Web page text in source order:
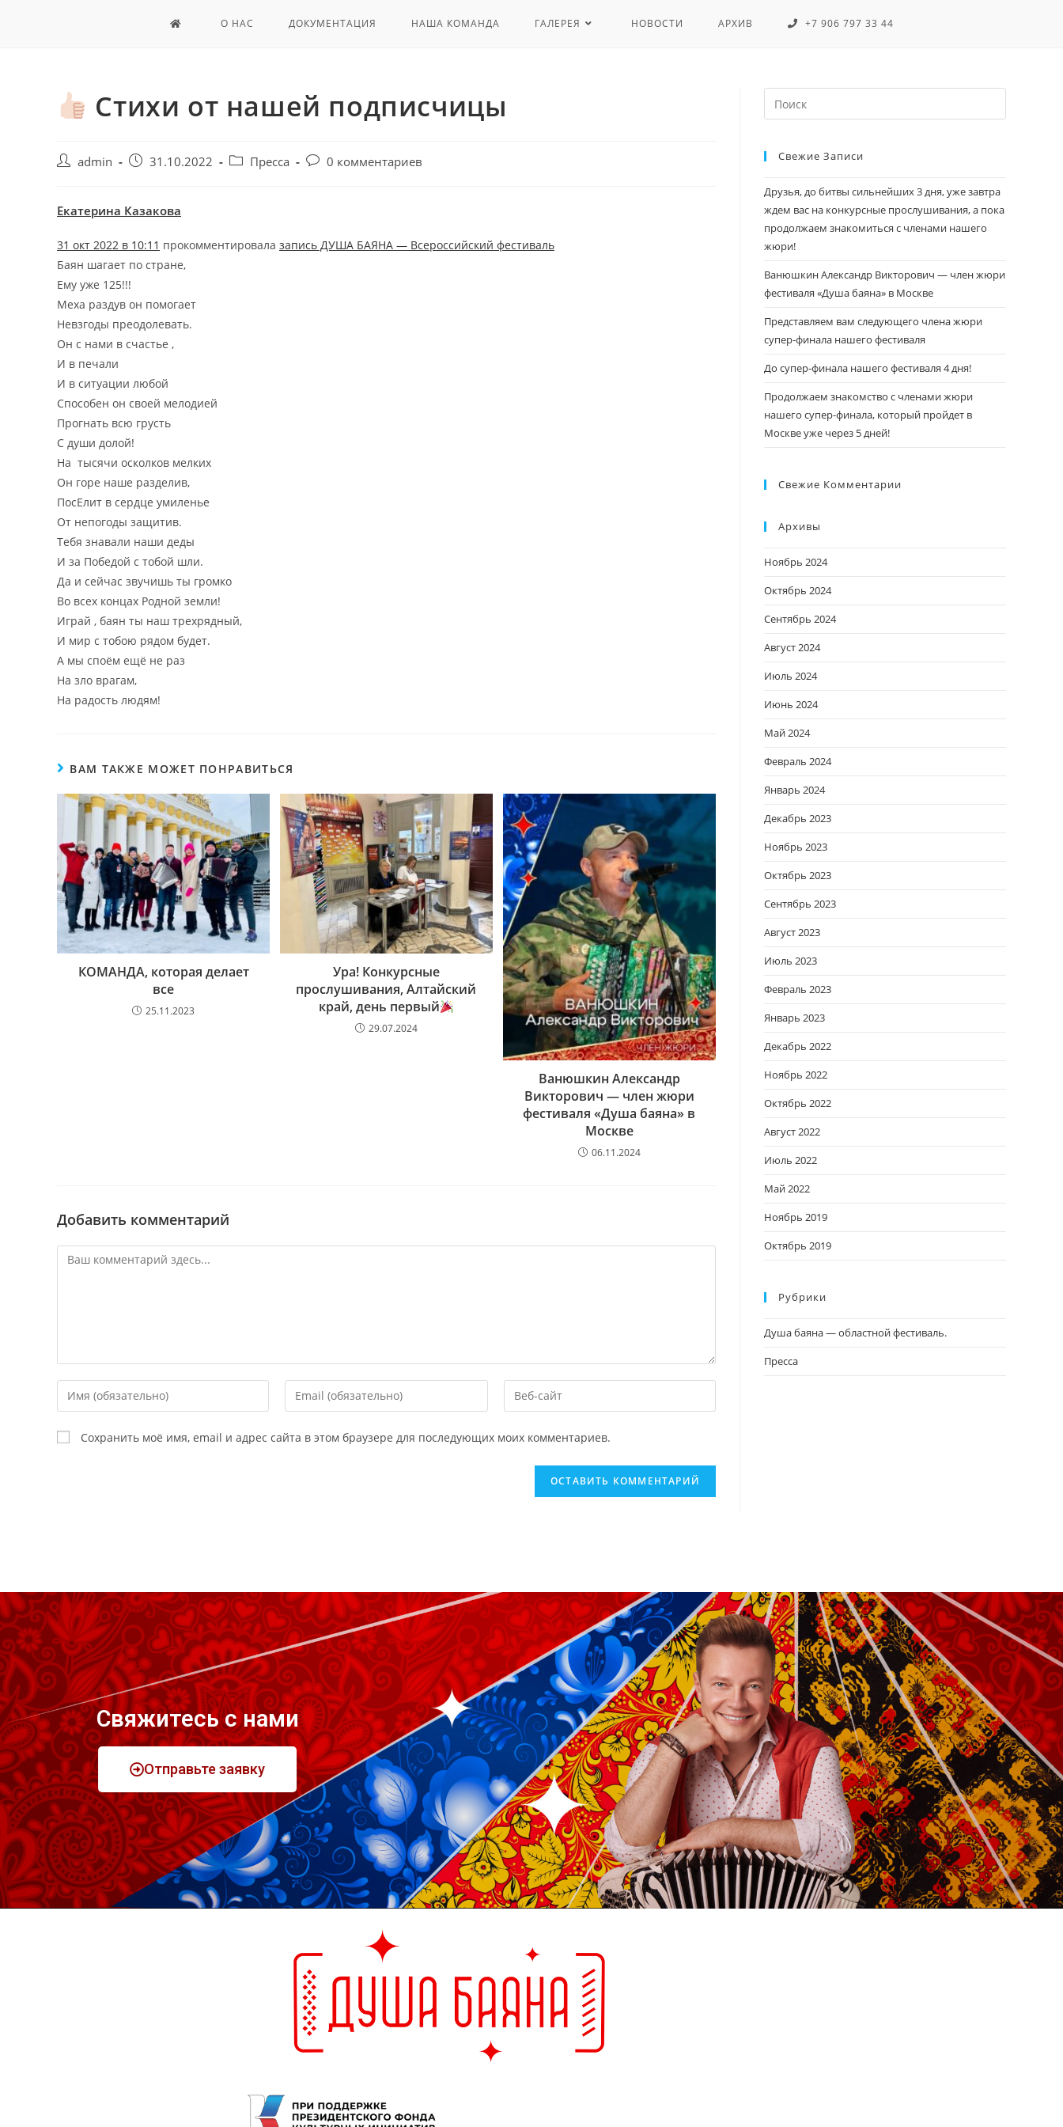
О НАС ДОКУМЕНТАЦИЯ НАША КОМАНДА ГАЛЕРЕЯ НОВОСТИ АРХИВ +7 906 797 33 44
Стихи от нашей подписчицы
admin 31.10.2022 Пресса 0 комментариев
Екатерина Казакова
31 окт 2022 в 10:11 прокомментировала запись ДУША БАЯНА — Всероссийский фестиваль
Баян шагает по стране,
Ему уже 125!!!
Меха раздув он помогает
Невзгоды преодолевать.
Он с нами в счастье ,
И в печали
И в ситуации любой
Способен он своей мелодией
Прогнать всю грусть
С души долой!
На тысячи осколков мелких
Он горе наше разделив,
ПосЕлит в сердце умиленье
От непогоды защитив.
Тебя знавали наши деды
И за Победой с тобой шли.
Да и сейчас звучишь ты громко
Во всех концах Родной земли!
Играй , баян ты наш трехрядный,
И мир с тобою рядом будет.
А мы споём ещё не раз
На зло врагам,
На радость людям!
ВАМ ТАКЖЕ МОЖЕТ ПОНРАВИТЬСЯ
КОМАНДА, которая делает
все
25.11.2023
Ура! Конкурсные
прослушивания, Алтайский
край, день первый
29.07.2024
Ванюшкин Александр
Викторович — член жюри
фестиваля «Душа баяна» в
Москве
06.11.2024
Добавить комментарий
Сохранить моё имя, email и адрес сайта в этом браузере для последующих моих комментариев.
Свежие Записи
Друзья, до битвы сильнейших 3 дня, уже завтра
ждем вас на конкурсные прослушивания, а пока
продолжаем знакомиться с членами нашего
жюри!
Ванюшкин Александр Викторович — член жюри
фестиваля «Душа баяна» в Москве
Представляем вам следующего члена жюри
супер-финала нашего фестиваля
До супер-финала нашего фестиваля 4 дня!
Продолжаем знакомство с членами жюри
нашего супер-финала, который пройдет в
Москве уже через 5 дней!
Свежие Комментарии
Архивы
Ноябрь 2024
Октябрь 2024
Сентябрь 2024
Август 2024
Июль 2024
Июнь 2024
Май 2024
Февраль 2024
Январь 2024
Декабрь 2023
Ноябрь 2023
Октябрь 2023
Сентябрь 2023
Август 2023
Июль 2023
Февраль 2023
Январь 2023
Декабрь 2022
Ноябрь 2022
Октябрь 2022
Август 2022
Июль 2022
Май 2022
Ноябрь 2019
Октябрь 2019
Рубрики
Душа баяна — областной фестиваль.
Пресса
Свяжитесь с нами
Отправьте заявку